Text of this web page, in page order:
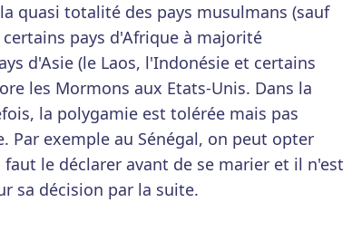
quasi totalité des pays musulmans (sauf
pays d'Afrique à majorité
d'Asie (le Laos, l'Indonésie et certains
les Mormons aux Etats-Unis. Dans la
la polygamie est tolérée mais pas
Par exemple au Sénégal, on peut opter
le déclarer avant de se marier et il n'est
sa décision par la suite.